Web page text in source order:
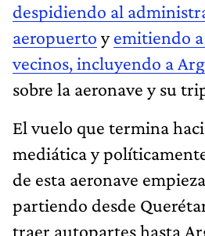
despidiendo al
aeropuerto yemitiendo
vecinos, incluyendo a
sobre la aeronave y su
El vuelo que termina
mediática y
de esta aeronave
partiendo desde
traer autopartes hasta